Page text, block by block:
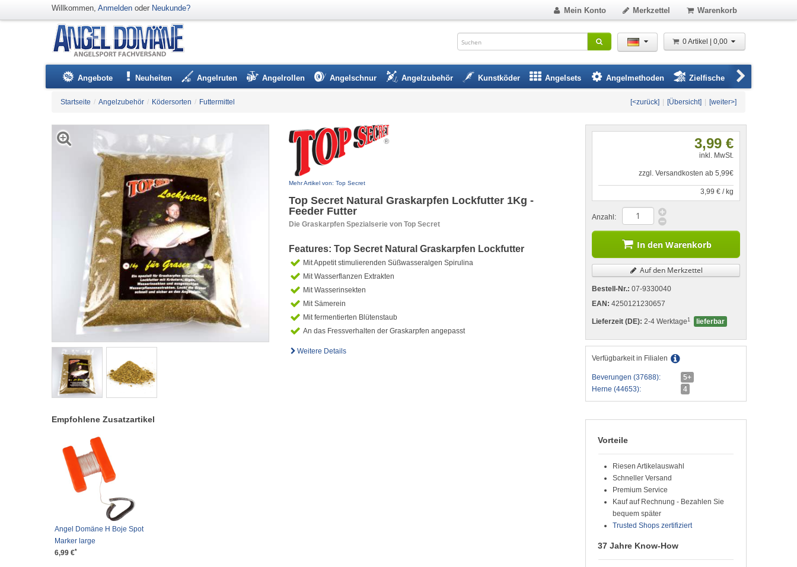
Willkommen, Anmelden oder Neukunde? Mein Konto Merkzettel Warenkorb
0 Artikel | 0,00
Angebote Neuheiten Angelruten Angelrollen Angelschnur Angelzubehör Kunstköder Angelsets Angelmethoden Zielfische
Startseite / Angelzubehör / Ködersorten / Futtermittel [<zurück] [Übersicht] [weiter>]
Mehr Artikel von: Top Secret
Top Secret Natural Graskarpfen Lockfutter 1Kg -
Feeder Futter
Die Graskarpfen Spezialserie von Top Secret
Features: Top Secret Natural Graskarpfen Lockfutter
Mit Appetit stimulierenden Süßwasseralgen Spirulina
Mit Wasserflanzen Extrakten
Mit Wasserinsekten
Mit Sämerein
Mit fermentierten Blütenstaub
An das Fressverhalten der Graskarpfen angepasst
Weitere Details
3,99 €
inkl. MwSt.
zzgl. Versandkosten ab 5,99€
3,99 € / kg
Anzahl:
In den Warenkorb
Auf den Merkzettel
Bestell-Nr.: 07-9330040
EAN: 4250121230657
Lieferzeit (DE): 2-4 Werktage 1 lieferbar
Verfügbarkeit in Filialen
Beverungen (37688):
5+
Herne (44653):
4
Empfohlene Zusatzartikel
Angel Domäne H Boje Spot
Marker large
6,99 €*
Vorteile
Riesen Artikelauswahl
Schneller Versand
Premium Service
Kauf auf Rechnung - Bezahlen Sie
bequem später
Trusted Shops zertifiziert
37 Jahre Know-How